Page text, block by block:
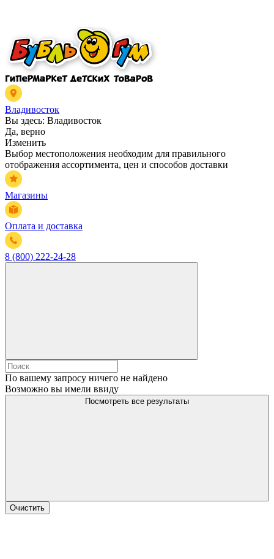
Владивосток
Вы здесь: Владивосток
Да, верно
Изменить
Выбор местоположения необходим для правильного
отображения ассортимента, цен и способов доставки
Магазины
Оплата и доставка
8 (800) 222-24-28
По вашему запросу ничего не найдено
Возможно вы имели ввиду
Посмотреть все результаты
Очистить